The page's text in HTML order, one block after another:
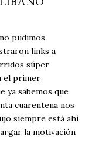
pudimos
links a
súper
el primer
ya sabemos que
cuarentena nos
siempre está ahí
la motivación